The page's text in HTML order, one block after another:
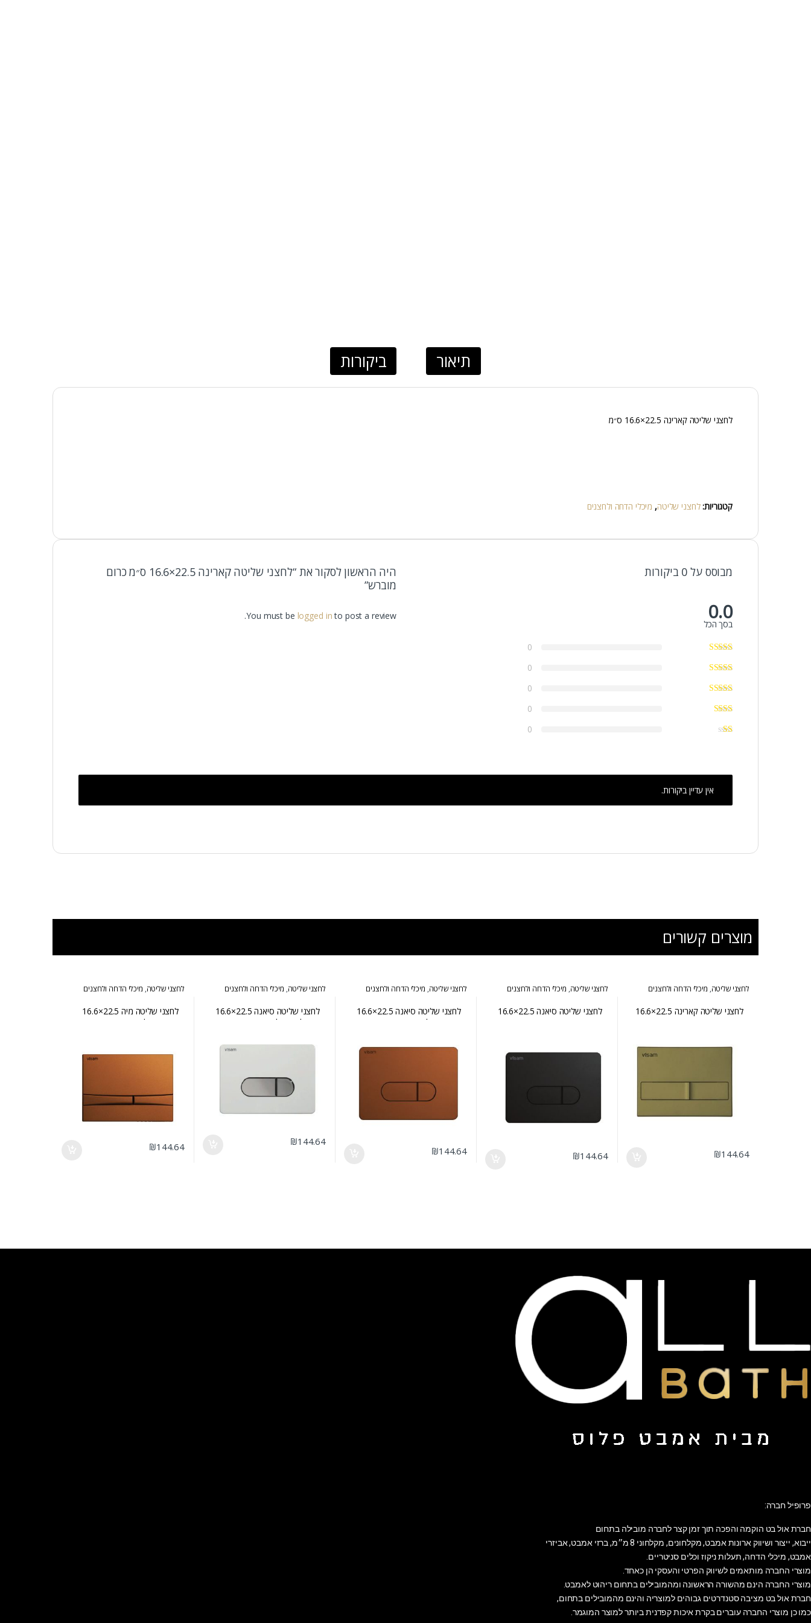
תיאור ביקורות
לחצני שליטה קארינה 22.5×16.6 ס״מ
קטגוריות:לחצני שליטה, מיכלי הדחה ולחצנים
מבוסס על 0 ביקורות
0.0
בסך הכל
0
0
0
0
0
היה הראשון לסקור את “לחצני שליטה קארינה 22.5×16.6 ס״מ כרום
מוברש”
You must be logged into post a review.
אין עדיין ביקורות.
מוצרים קשורים
לחצני שליטה, מיכלי הדחה ולחצנים
לחצני שליטה קארינה 22.5×16.6
₪144.64
לחצני שליטה, מיכלי הדחה ולחצנים
לחצני שליטה סיאנה 22.5×16.6
₪144.64
לחצני שליטה, מיכלי הדחה ולחצנים
לחצני שליטה סיאנה 22.5×16.6
ס״מ רוז גולד
₪144.64
לחצני שליטה, מיכלי הדחה ולחצנים
לחצני שליטה סיאנה 22.5×16.6
ס״מ לבן עם לחצן כרום מבריק
₪144.64
לחצני שליטה, מיכלי הדחה ולחצנים
לחצני שליטה מיה 22.5×16.6
ס״מ רוז גולד
₪144.64
פרופיל חברה:
חברת אול בט הוקמה והפכה תוך זמן קצר לחברה מובילה בתחום
ייבוא, ייצור ושיווק ארונות אמבט, מקלחונים, מקלחוני 8 מ״מ, ברזי אמבט, אביזרי
אמבט, מיכלי הדחה, תעלות ניקוז וכלים סניטריים.
מוצרי החברה מותאמים לשיווק הפרטי והעסקי הן כאחד.
מוצרי החברה הינם מהשורה הראשונה ומהמובילים בתחום ריהוט לאמבט.
חברת אול בט מציבה סטנדרטים גבוהים למוצריה והינם מהמובילים בתחום,
כמו כן מוצרי החברה עוברים בקרת איכות קפדנית ביותר למוצר המוגמר.